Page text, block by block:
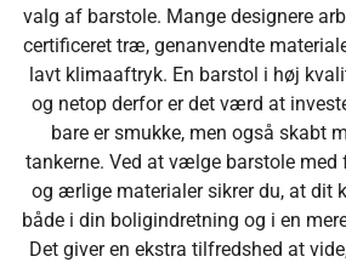
valg af barstole. Mange designere
certificeret træ, genanvendte
lavt klimaaftryk. En barstol i høj
og netop derfor er det værd at
bare er smukke, men også skabt
tankerne. Ved at vælge barstole med
og ærlige materialer sikrer du, at dit
både i din boligindretning og i en
Det giver en ekstra tilfredshed at